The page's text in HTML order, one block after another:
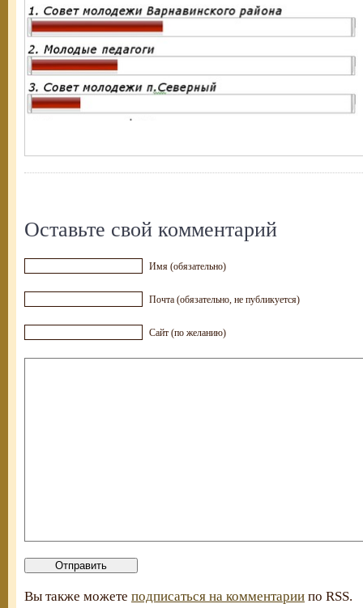
Оставьте свой комментарий
Имя (обязательно)
Почта (обязательно, не публикуется)
Сайт (по желанию)
Вы также можете подписаться на комментарии по RSS.